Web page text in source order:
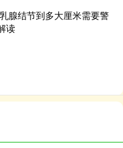
腺结节到多大厘米需要警
读